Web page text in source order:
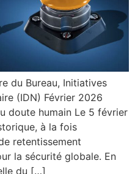
du Bureau, Initiatives
(IDN) Février 2026
doute humain Le 5 février
à la fois
retentissement
la sécurité globale. En
du […]